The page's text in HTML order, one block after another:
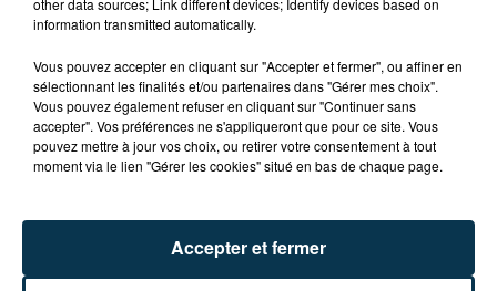
9h46
9h46 9h43
9h43
information transmitted automatically.
Vous pouvez accepter en cliquant sur "Accepter et fermer", ou affiner en
sélectionnant les finalités et/ou partenaires dans "Gérer mes choix".
Vous pouvez également refuser en cliquant sur "Continuer sans
accepter". Vos préférences ne s'appliqueront que pour ce site. Vous
pouvez mettre à jour vos choix, ou retirer votre consentement à tout
moment via le lien "Gérer les cookies" situé en bas de chaque page.
Accepter et fermer